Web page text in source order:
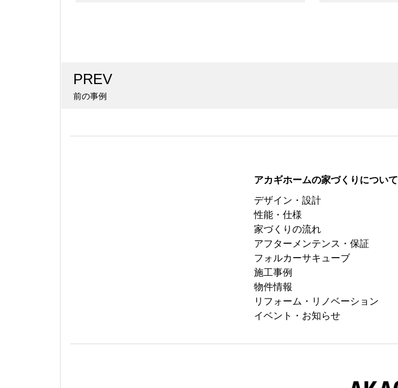
PREV
前の事例
アカギホームの家づくりについて
デザイン・設計
性能・仕様
家づくりの流れ
アフターメンテンス・保証
フォルカーサキューブ
施工事例
物件情報
リフォーム・リノベーション
イベント・お知らせ